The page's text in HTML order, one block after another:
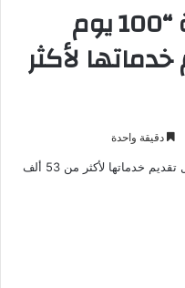
محافظ المنيا: حملة “100 يوم
لأكثر
دقيقة واحدة